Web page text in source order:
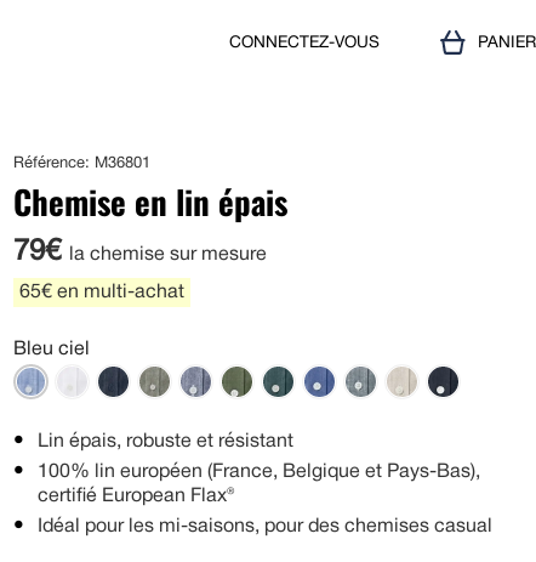
CONNECTEZ-VOUS PANIER
Référence: M36801
Chemise en lin épais
79€ la chemise sur mesure
65€ en multi-achat
Bleu ciel
Lin épais, robuste et résistant
100% lin européen (France, Belgique et Pays-Bas),
certifié European Flax®
Idéal pour les mi-saisons, pour des chemises casual